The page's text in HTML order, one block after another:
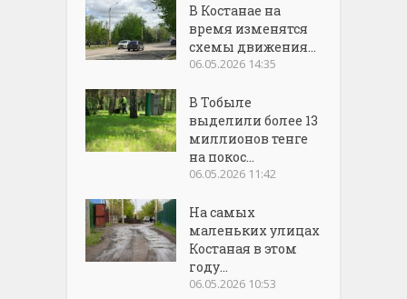
В Костанае на
время изменятся
схемы движения...
06.05.2026 14:35
В Тобыле
выделили более 13
миллионов тенге
на покос...
06.05.2026 11:42
На самых
маленьких улицах
Костаная в этом
году...
06.05.2026 10:53